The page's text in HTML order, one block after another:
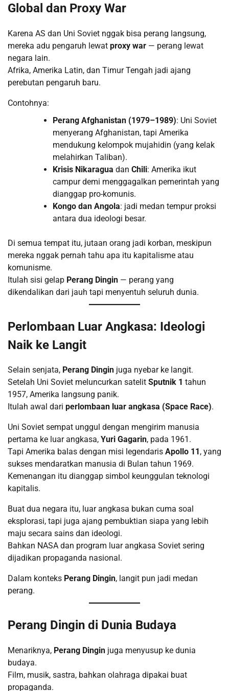
Global dan Proxy War
Karena AS dan Uni Soviet nggak bisa perang langsung,
mereka adu pengaruh lewat proxy war — perang lewat
negara lain.
Afrika, Amerika Latin, dan Timur Tengah jadi ajang
perebutan pengaruh baru.
Contohnya:
Perang Afghanistan (1979–1989): Uni Soviet
menyerang Afghanistan, tapi Amerika
mendukung kelompok mujahidin (yang kelak
melahirkan Taliban).
Krisis Nikaragua dan Chili: Amerika ikut
campur demi menggagalkan pemerintah yang
dianggap pro-komunis.
Kongo dan Angola: jadi medan tempur proksi
antara dua ideologi besar.
Di semua tempat itu, jutaan orang jadi korban, meskipun
mereka nggak pernah tahu apa itu kapitalisme atau
komunisme.
Itulah sisi gelap Perang Dingin — perang yang
dikendalikan dari jauh tapi menyentuh seluruh dunia.
Perlombaan Luar Angkasa: Ideologi
Naik ke Langit
Selain senjata, Perang Dingin juga nyebar ke langit.
Setelah Uni Soviet meluncurkan satelit Sputnik 1 tahun
1957, Amerika langsung panik.
Itulah awal dari perlombaan luar angkasa (Space Race).
Uni Soviet sempat unggul dengan mengirim manusia
pertama ke luar angkasa, Yuri Gagarin, pada 1961.
Tapi Amerika balas dengan misi legendaris Apollo 11 , yang
sukses mendaratkan manusia di Bulan tahun 1969.
Kemenangan itu dianggap simbol keunggulan teknologi
kapitalis.
Buat dua negara itu, luar angkasa bukan cuma soal
eksplorasi, tapi juga ajang pembuktian siapa yang lebih
maju secara sains dan ideologi.
Bahkan NASA dan program luar angkasa Soviet sering
dijadikan propaganda nasional.
Dalam konteks Perang Dingin, langit pun jadi medan
perang.
Perang Dingin di Dunia Budaya
Menariknya, Perang Dingin juga menyusup ke dunia
budaya.
Film, musik, sastra, bahkan olahraga dipakai buat
propaganda.